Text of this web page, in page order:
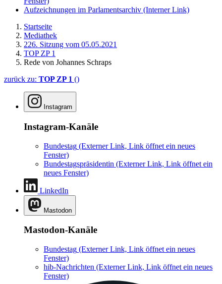
Aufzeichnungen im Parlamentsarchiv (Interner Link)
Startseite
Mediathek
226. Sitzung vom 05.05.2021
TOP ZP 1
Rede von Johannes Schraps
zurück zu: TOP ZP 1 ()
Instagram
Instagram-Kanäle
Bundestag (Externer Link, Link öffnet ein neues
Fenster)
Bundestagspräsidentin (Externer Link, Link öffnet ein
neues Fenster)
LinkedIn
Mastodon
Mastodon-Kanäle
Bundestag (Externer Link, Link öffnet ein neues
Fenster)
hib-Nachrichten (Externer Link, Link öffnet ein neues
Fenster)